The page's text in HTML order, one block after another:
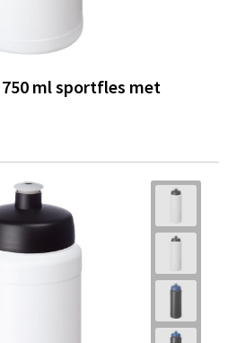
ml sportfles met